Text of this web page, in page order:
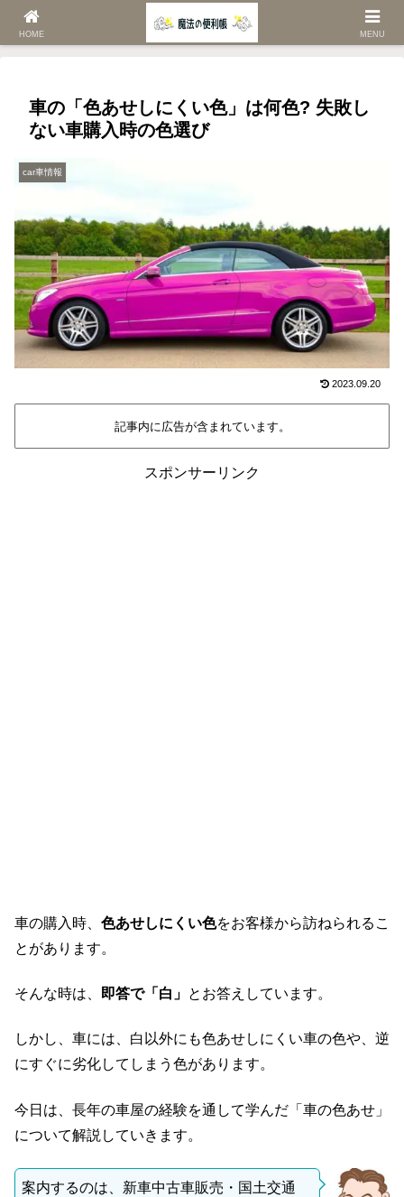
ホーム car車情報
車の「色あせしにくい色」は何色? 失敗し
ない車購入時の色選び
car車情報
2023.09.20
記事内に広告が含まれています。
スポンサーリンク
車の購入時、 色あせしにくい色をお客様から訪ねられるこ
とがあります。
そんな時は、 即答で「 白」 とお答えしています。
しかし、車には、白以外にも色あせしにくい車の色や、逆
にすぐに劣化してしまう色があります。
今日は、長年の車屋の経験を通して学んだ「車の色あせ」
について解説していきます。
案内するのは、新車中古車販売・国土交通
HOME MENU